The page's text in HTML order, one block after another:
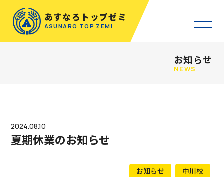
あすなろトップゼミ
ASUNARO TOP ZEMI
お知らせ
NEWS
2024.08.10
夏期休業のお知らせ
お知らせ 中川校